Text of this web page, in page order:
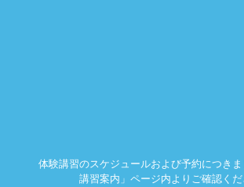
体験講習のスケジュールおよび予約につき
講習案内」ページ内よりご確認くだ